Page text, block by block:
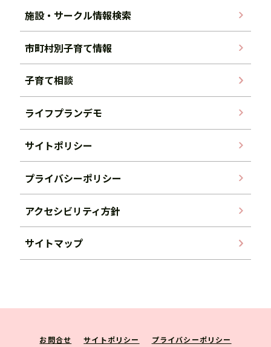
施設・サークル情報検索
市町村別子育て情報
子育て相談
ライフプランデモ
サイトポリシー
プライバシーポリシー
アクセシビリティ方針
サイトマップ
お問合せ サイトポリシー
プライバシーポリシー